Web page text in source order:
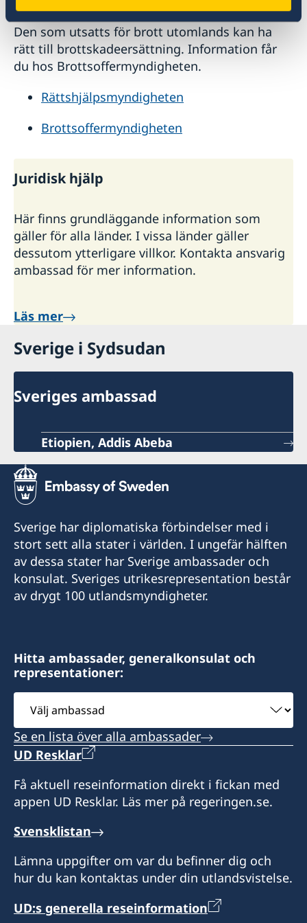
Den som utsatts för brott utomlands kan ha
rätt till brottskadeersättning. Information får
du hos Brottsoffermyndigheten.
Rättshjälpsmyndigheten
Brottsoffermyndigheten
Juridisk hjälp
Här finns grundläggande information som
gäller för alla länder. I vissa länder gäller
dessutom ytterligare villkor. Kontakta ansvarig
ambassad för mer information.
Läs mer
Sverige i Sydsudan
Sveriges ambassad
Etiopien, Addis Abeba
Sverige har diplomatiska förbindelser med i
stort sett alla stater i världen. I ungefär hälften
av dessa stater har Sverige ambassader och
konsulat. Sveriges utrikesrepresentation består
av drygt 100 utlandsmyndigheter.
Hitta ambassader, generalkonsulat och
representationer:
Välj
ambassad
Se en lista över alla ambassader
UD Resklar
Få aktuell reseinformation direkt i fickan med
appen UD Resklar. Läs mer på regeringen.se.
Svensklistan
Lämna uppgifter om var du befinner dig och
hur du kan kontaktas under din utlandsvistelse.
UD:s generella reseinformation